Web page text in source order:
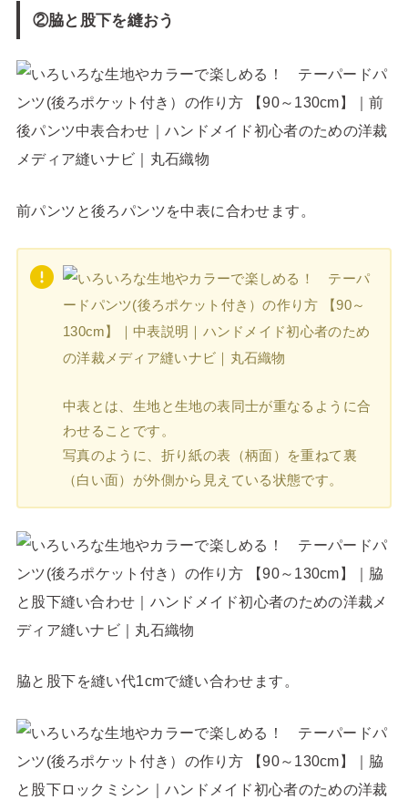
②脇と股下を縫おう
前パンツと後ろパンツを中表に合わせます。
中表とは、生地と生地の表同士が重なるように合
わせることです。
写真のように、折り紙の表（柄面）を重ねて裏
（白い面）が外側から見えている状態です。
脇と股下を縫い代1cmで縫い合わせます。